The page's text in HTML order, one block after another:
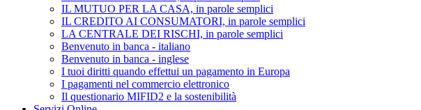
IL MUTUO PER LA CASA, in parole semplici
IL CREDITO AI CONSUMATORI, in parole semplici
LA CENTRALE DEI RISCHI, in parole semplici
Benvenuto in banca - italiano
Benvenuto in banca - inglese
I tuoi diritti quando effettui un pagamento in Europa
I pagamenti nel commercio elettronico
Il questionario MIFID2 e la sostenibilità